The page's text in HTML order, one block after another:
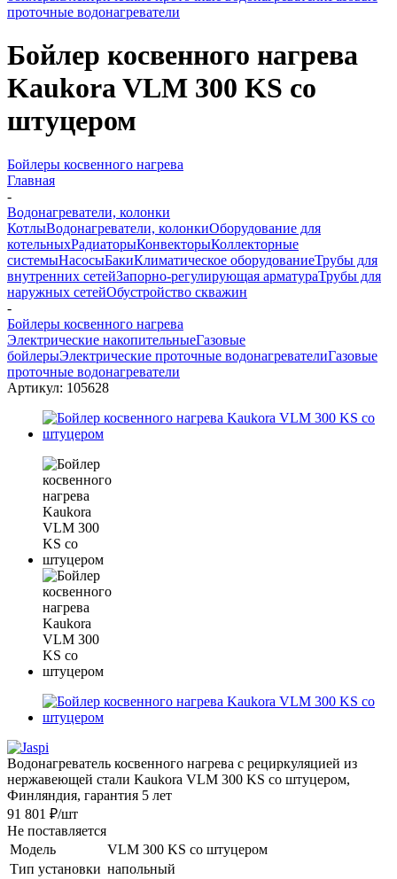
проточные водонагреватели
Бойлер косвенного нагрева
Kaukora VLM 300 KS со
штуцером
Бойлеры косвенного нагрева
Главная
-
Водонагреватели, колонки
КотлыВодонагреватели, колонкиОборудование для
котельныхРадиаторыКонвекторыКоллекторные
системыНасосыБакиКлиматическое оборудованиеТрубы для
внутренних сетейЗапорно-регулирующая арматураТрубы для
наружных сетейОбустройство скважин
-
Бойлеры косвенного нагрева
Электрические накопительныеГазовые
бойлерыЭлектрические проточные водонагревателиГазовые
проточные водонагреватели
Артикул: 105628
Водонагреватель косвенного нагрева с рециркуляцией из
нержавеющей стали Kaukora VLM 300 KS со штуцером,
Финляндия, гарантия 5 лет
91 801 ₽/шт
Не поставляется
Модель
VLM 300 KS со штуцером
Тип установки напольный